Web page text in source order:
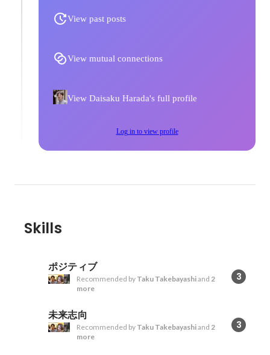
View past posts
View mutual connections
View Daisaku Harada's full profile
Log in to view profile
Skills
ポジティブ
3
Recommended by Taku Takebayashiand 2
more
未来志向
3
Recommended by Taku Takebayashiand 2
more